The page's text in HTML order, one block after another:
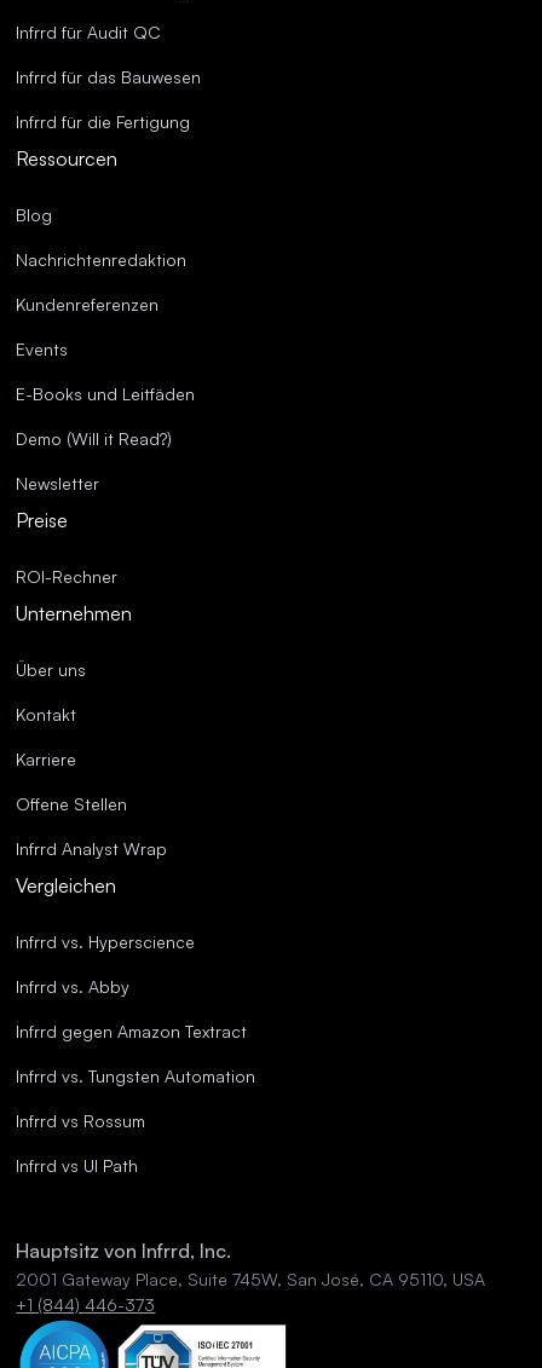
Infrrd für Audit QC
Infrrd für das Bauwesen
Infrrd für die Fertigung
Ressourcen
Blog
Nachrichtenredaktion
Kundenreferenzen
Events
E-Books und Leitfäden
Demo (Will it Read?)
Newsletter
Preise
ROI-Rechner
Unternehmen
Über uns
Kontakt
Karriere
Offene Stellen
Infrrd Analyst Wrap
Vergleichen
Infrrd vs. Hyperscience
Infrrd vs. Abby
Infrrd gegen Amazon Textract
Infrrd vs. Tungsten Automation
Infrrd vs Rossum
Infrrd vs UI Path
Hauptsitz von Infrrd, Inc.
2001 Gateway Place, Suite 745W, San José, CA 95110, USA
+1 (844) 446-373